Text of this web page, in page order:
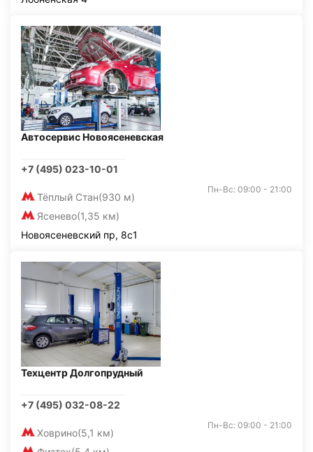
Автосервис Новоясеневская
+7 (495) 023-10-01
Тёплый Стан(930 м)
Ясенево(1,35 км)
Пн-Вс: 09:00 - 21:00
Новоясеневский пр, 8с1
Техцентр Долгопрудный
+7 (495) 032-08-22
Ховрино(5,1 км)
Пн-Вс: 09:00 - 21:00